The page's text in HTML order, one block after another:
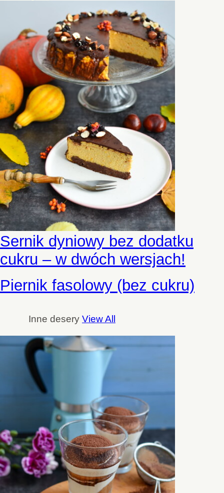
Sernik dyniowy bez dodatku
cukru – w dwóch wersjach!
Piernik fasolowy (bez cukru)
Inne desery View All